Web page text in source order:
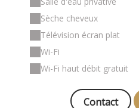
Sèche cheveux
Télévision écran plat
Wi-Fi
Wi-Fi haut débit gratuit
Contact